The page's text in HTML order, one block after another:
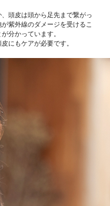
頭皮は頭から足先まで繋がっ
紫外線のダメージを受けるこ
分かっています。
にもケアが必要です。